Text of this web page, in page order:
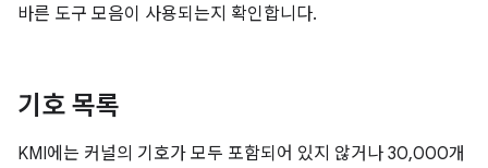
바른 도구 모음이 사용되는지 확인합니다.
기호 목록
KMI에는 커널의 기호가 모두 포함되어 있지 않거나 30,000개